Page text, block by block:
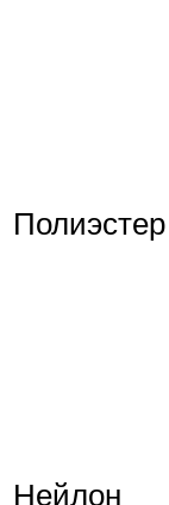
Полиэстер
Нейлон